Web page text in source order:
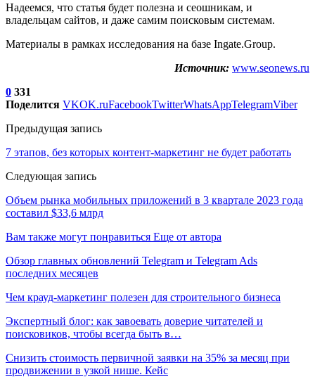
Надеемся, что статья будет полезна и сеошникам, и
владельцам сайтов, и даже самим поисковым системам.
Материалы в рамках исследования на базе Ingate.Group.
Источник: www.seonews.ru
0 331
Поделится VKOK.ruFacebookTwitterWhatsAppTelegramViber
Предыдущая запись
7 этапов, без которых контент-маркетинг не будет работать
Следующая запись
Объем рынка мобильных приложений в 3 квартале 2023 года
составил $33,6 млрд
Вам также могут понравиться Еще от автора
Обзор главных обновлений Telegram и Telegram Ads
последних месяцев
Чем крауд-маркетинг полезен для строительного бизнеса
Экспертный блог: как завоевать доверие читателей и
поисковиков, чтобы всегда быть в…
Снизить стоимость первичной заявки на 35% за месяц при
продвижении в узкой нише. Кейс